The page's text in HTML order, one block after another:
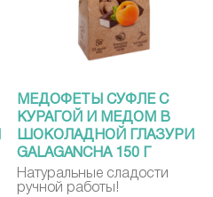
МЕДОФЕТЫ СУФЛЕ С
КУРАГОЙ И МЕДОМ В
ШОКОЛАДНОЙ ГЛАЗУРИ
GALAGANCHA 150 Г
Натуральные сладости
ручной работы!